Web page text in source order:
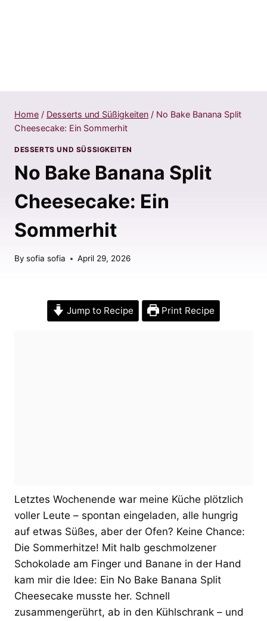
Home / Desserts und Süßigkeiten / No Bake Banana Split
Cheesecake: Ein Sommerhit
DESSERTS UND SÜSSIGKEITEN
No Bake Banana Split
Cheesecake: Ein
Sommerhit
By sofia sofia April 29, 2026
Jump to Recipe Print Recipe
Letztes Wochenende war meine Küche plötzlich
voller Leute – spontan eingeladen, alle hungrig
auf etwas Süßes, aber der Ofen? Keine Chance:
Die Sommerhitze! Mit halb geschmolzener
Schokolade am Finger und Banane in der Hand
kam mir die Idee: Ein No Bake Banana Split
Cheesecake musste her. Schnell
zusammengerührt, ab in den Kühlschrank – und